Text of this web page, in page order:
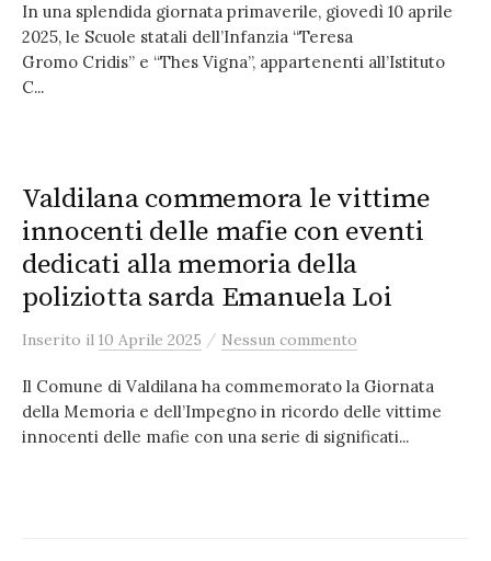
In una splendida giornata primaverile, giovedì 10 aprile
2025, le Scuole statali dell’Infanzia “Teresa
Gromo Cridis” e “Thes Vigna”, appartenenti all’Istituto
C...
Valdilana commemora le vittime
innocenti delle mafie con eventi
dedicati alla memoria della
poliziotta sarda Emanuela Loi
Inserito il 10 Aprile 2025 / Nessun commento
Il Comune di Valdilana ha commemorato la Giornata
della Memoria e dell’Impegno in ricordo delle vittime
innocenti delle mafie con una serie di significati...